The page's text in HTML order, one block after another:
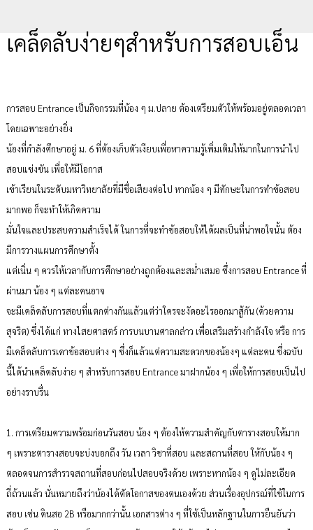
เคล็ดลับง่ายๆสำหรับการสอบเอ็น
การสอบ Entrance เป็นกิจกรรมที่น้อง ๆ ม.ปลาย ต้องเตรียมตัวให้พร้อมอยู่ตลอดเวลา
โดยเฉพาะอย่างยิ่ง
น้องที่กำลังศึกษาอยู่ ม. 6 ที่ต้องเก็บตัวเงียบเพื่อหาความรู้เพิ่มเติมให้มากในการนำไป
สอบแข่งขัน เพื่อให้มีโอกาส
เข้าเรียนในระดับมหาวิทยาลัยที่มีชื่อเสียงต่อไป หากน้อง ๆ มีทักษะในการทำข้อสอบ
มากพอ ก็จะทำให้เกิดความ
มั่นใจและประสบความสำเร็จได้ ในการที่จะทำข้อสอบให้ได้ผลเป็นที่น่าพอใจนั้น ต้อง
มีการวางแผนการศึกษาตั้ง
แต่เนิ่น ๆ ควรให้เวลากับการศึกษาอย่างถูกต้องและสม่ำเสมอ ซึ่งการสอบ Entrance ที่
ผ่านมา น้อง ๆ แต่ละคนอาจ
จะมีเคล็ดลับการสอบที่แตกต่างกันแล้วแต่ว่าใครจะงัดอะไรออกมาสู้กัน (ด้วยความ
สุจริต) ซึ่งได้แก่ ทางไสยศาสตร์ การบนบานศาลกล่าว เพื่อเสริมสร้างกำลังใจ หรือ การ
มีเคล็ดลับการเดาข้อสอบต่าง ๆ ซึ่งก็แล้วแต่ความสะดวกของน้องๆ แต่ละคน ซึ่งฉบับ
นี้ได้นำเคล็ดลับง่าย ๆ สำหรับการสอบ Entrance มาฝากน้อง ๆ เพื่อให้การสอบเป็นไป
อย่างราบรื่น
1. การเตรียมความพร้อมก่อนวันสอบ น้อง ๆ ต้องให้ความสำคัญกับตารางสอบให้มาก
ๆ เพราะตารางสอบจะบ่งบอกถึง วัน เวลา วิชาที่สอบ และสถานที่สอบ ให้กับน้อง ๆ
ตลอดจนการสำรวจสถานที่สอบก่อนไปสอบจริงด้วย เพราะหากน้อง ๆ ดูไม่ละเอียด
ถี่ถ้วนแล้ว นั่นหมายถึงว่าน้องได้ตัดโอกาสของตนเองด้วย ส่วนเรื่องอุปกรณ์ที่ใช้ในการ
สอบ เช่น ดินสอ 2B หรือมากกว่านั้น เอกสารต่าง ๆ ที่ใช้เป็นหลักฐานในการยืนยันว่า